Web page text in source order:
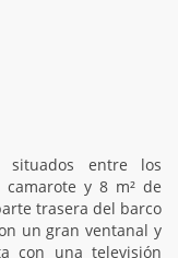
situados entre los
y 8 m² de
trasera del barco
un gran ventanal y
con una televisión